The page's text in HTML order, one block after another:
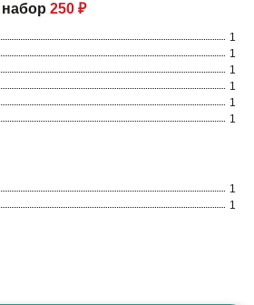
250 ₽
1
1
1
1
1
1
1
1